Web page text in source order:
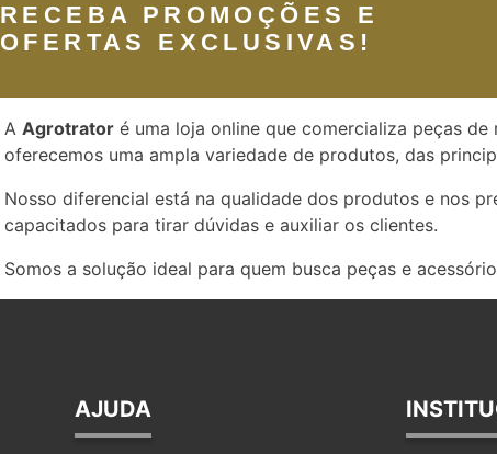
RECEBA PROMOÇÕES E
OFERTAS EXCLUSIVAS!
A Agrotrator é uma loja online que comercializa peças
oferecemos uma ampla variedade de produtos, das
Nosso diferencial está na qualidade dos produtos e nos
capacitados para tirar dúvidas e auxiliar os clientes.
Somos a solução ideal para quem busca peças e
AJUDA